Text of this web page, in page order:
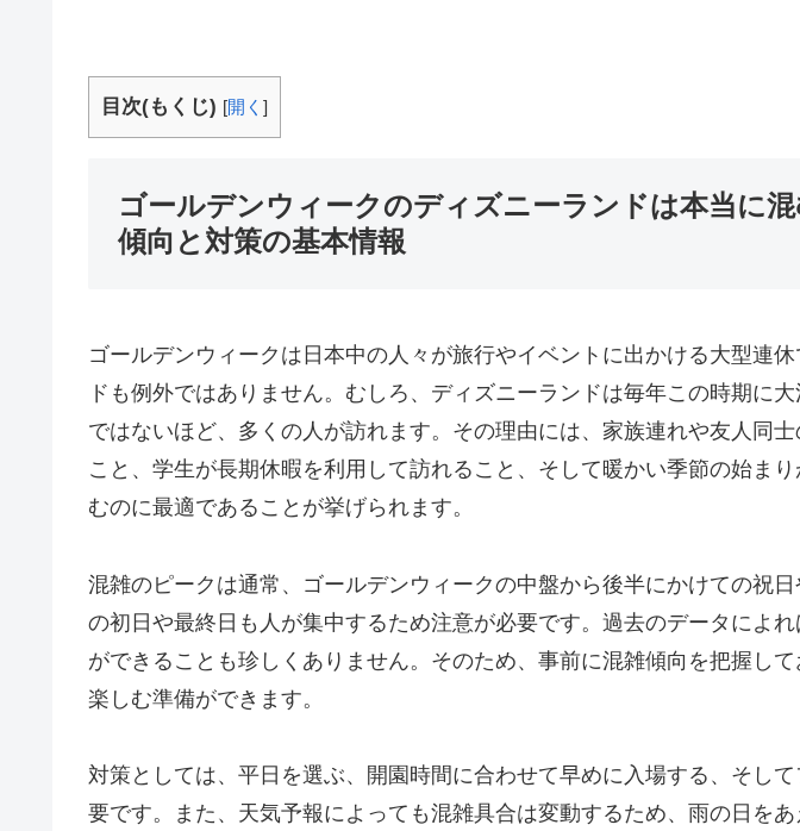
目次(もくじ) [開く ]
ゴールデンウィークのディズニーランドは本当に
傾向と対策の基本情報
ゴールデンウィークは日本中の人々が旅行やイベントに出かける大型連
ドも例外ではありません。むしろ、ディズニーランドは毎年この時期に
ではないほど、多くの人が訪れます。その理由には、家族連れや友人同
こと、学生が長期休暇を利用して訪れること、そして暖かい季節の始ま
むのに最適であることが挙げられます。
混雑のピークは通常、ゴールデンウィークの中盤から後半にかけての祝
の初日や最終日も人が集中するため注意が必要です。過去のデータによ
ができることも珍しくありません。そのため、事前に混雑傾向を把握し
楽しむ準備ができます。
対策としては、平日を選ぶ、開園時間に合わせて早めに入場する、そし
要です。また、天気予報によっても混雑具合は変動するため、雨の日を